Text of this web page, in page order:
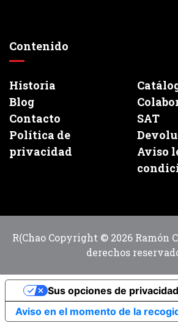
Contenido
Historia
Blog
Contacto
SAT
Política de
privacidad
Aviso
R(Chao Copyright © 2026 Ramón
derechos
Aviso en el momento de la
Sus opciones de privacidad